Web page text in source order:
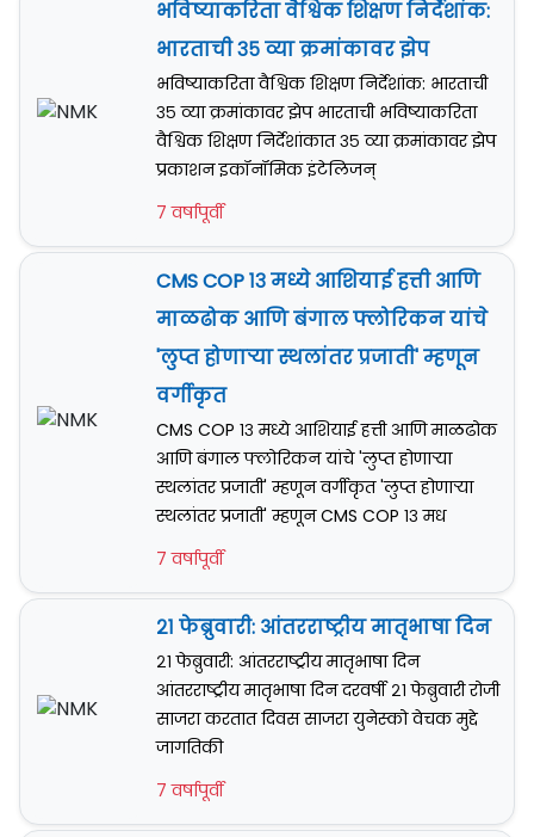
भविष्याकरिता वैश्विक शिक्षण निर्देशांक:
भारताची ३५ व्या क्रमांकावर झेप
भविष्याकरिता वैश्विक शिक्षण निर्देशांक: भारताची
३५ व्या क्रमांकावर झेप भारताची भविष्याकरिता
वैश्विक शिक्षण निर्देशांकात ३५ व्या क्रमांकावर झेप
प्रकाशन इकॉनॉमिक इंटेलिजन्
7 वर्षापूर्वी
CMS COP १३ मध्ये आशियाई हत्ती आणि
माळढोक आणि बंगाल फ्लोरिकन यांचे
'लुप्त होणाऱ्या स्थलांतर प्रजाती' म्हणून
वर्गीकृत
CMS COP १३ मध्ये आशियाई हत्ती आणि माळढोक
आणि बंगाल फ्लोरिकन यांचे 'लुप्त होणाऱ्या
स्थलांतर प्रजाती' म्हणून वर्गीकृत 'लुप्त होणाऱ्या
स्थलांतर प्रजाती' म्हणून CMS COP १३ मध
7 वर्षापूर्वी
२१ फेब्रुवारी: आंतरराष्ट्रीय मातृभाषा दिन
२१ फेब्रुवारी: आंतरराष्ट्रीय मातृभाषा दिन
आंतरराष्ट्रीय मातृभाषा दिन दरवर्षी २१ फेब्रुवारी रोजी
साजरा करतात दिवस साजरा युनेस्को वेचक मुद्दे
जागतिकी
7 वर्षापूर्वी